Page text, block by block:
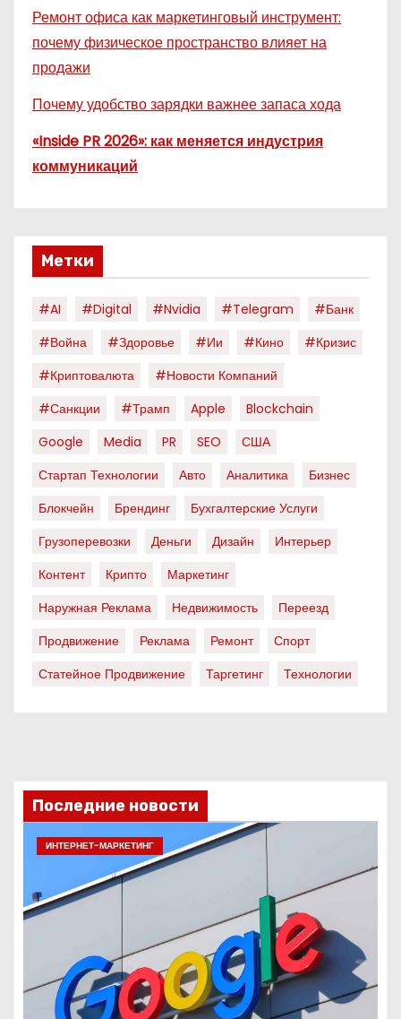
Ремонт офиса как маркетинговый инструмент:
почему физическое пространство влияет на
продажи
Почему удобство зарядки важнее запаса хода
«Inside PR 2026»: как меняется индустрия
коммуникаций
Метки
#AI #digital #nvidia #telegram
#банк
#война
#здоровье #ии #кино
#кризис
#криптовалюта
#новости Компаний
#санкции
#трамп Apple
Blockchain
Google
Media PR SEO
США
Стартап Технологии
Авто Аналитика
Бизнес
Блокчейн
Брендинг
Бухгалтерские Услуги
Грузоперевозки
Деньги Дизайн
Интерьер
Контент
Крипто
Маркетинг
Наружная Реклама
Недвижимость
Переезд
Продвижение
Реклама Ремонт
Спорт
Статейное Продвижение
Таргетинг Технологии
Последние новости
ИНТЕРНЕТ-МАРКЕТИНГ